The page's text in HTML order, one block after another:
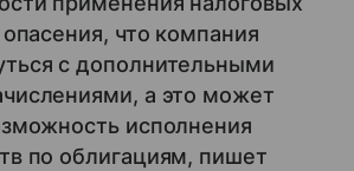
что компания
с дополнительными
а это может
исполнения
по облигациям, пишет